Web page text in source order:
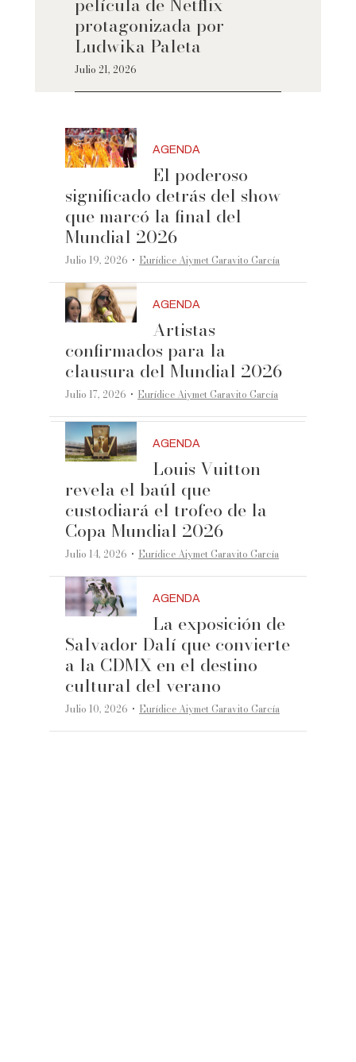
protagonizada por
Ludwika Paleta
Julio 21, 2026
AGENDA
El poderoso
significado detrás del show
que marcó la final del
Mundial 2026
Julio 19, 2026 ·Eurídice Aiymet Garavito García
AGENDA
Artistas
confirmados para la
clausura del Mundial 2026
Julio 17, 2026 ·Eurídice Aiymet Garavito García
AGENDA
Louis Vuitton
revela el baúl que
custodiará el trofeo de la
Copa Mundial 2026
Julio 14, 2026 ·Eurídice Aiymet Garavito García
AGENDA
La exposición de
Salvador Dalí que convierte
a la CDMX en el destino
cultural del verano
Julio 10, 2026 ·Eurídice Aiymet Garavito García